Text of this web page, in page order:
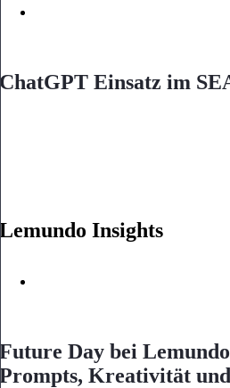
ChatGPT Einsatz im
Lemundo Insights
Future Day bei
Prompts, Kreativität